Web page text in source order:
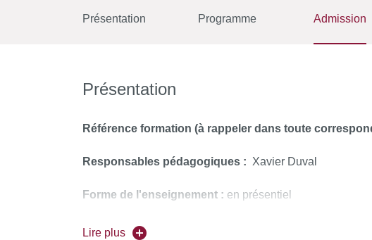
Présentation Programme Admission
Présentation
Référence formation (à rappeler dans toute
Responsables pédagogiques : Xavier Duval
Forme de l'enseignement : en présentiel
Universités partenaires :
Lire plus